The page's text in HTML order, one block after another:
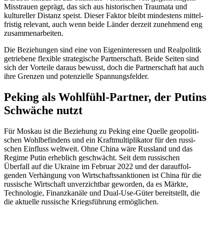
Misstrauen geprägt, das sich aus histo­ri­schen Traumata und
kultu­reller Distanz speist. Dieser Faktor bleibt mindestens mittel­
fristig relevant, auch wenn beide Länder derzeit zunehmend eng
zusammenarbeiten.
Die Bezie­hungen sind eine von Eigen­in­ter­essen und Realpo­litik
getriebene flexible strate­gische Partner­schaft. Beide Seiten sind
sich der Vorteile daraus bewusst, doch die Partner­schaft hat auch
ihre Grenzen und poten­zielle Spannungsfelder.
Peking als Wohlfühl-Partner, der Putins
Schwäche nutzt
Für Moskau ist die Beziehung zu Peking eine Quelle geopo­li­ti­
schen Wohlbe­findens und ein Kraft­mul­ti­pli­kator für den russi­
schen Einfluss weltweit. Ohne China wäre Russland und das
Regime Putin erheblich geschwächt. Seit dem russi­schen
Überfall auf die Ukraine im Februar 2022 und der darauf­fol­
genden Verhängung von Wirtschafts­sank­tionen ist China für die
russische Wirtschaft unver­zichtbar geworden, da es Märkte,
Techno­logie, Finanz­kanäle und Dual-Use-Güter bereit­stellt, die
die aktuelle russische Kriegs­führung ermöglichen.